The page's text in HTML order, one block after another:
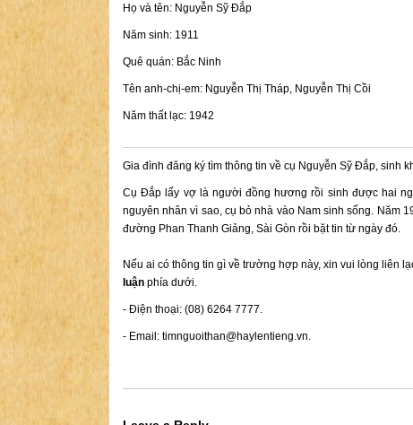
Họ và tên: Nguyễn Sỹ Đắp
Năm sinh: 1911
Quê quán: Bắc Ninh
Tên anh-chị-em: Nguyễn Thị Tháp, Nguyễn Thị Cồi
Năm thất lạc: 1942
Gia đình đăng ký tìm thông tin về cụ Nguyễn Sỹ Đắp, sinh
Cụ Đắp lấy vợ là người đồng hương rồi sinh được hai
nguyên nhân vì sao, cụ bỏ nhà vào Nam sinh sống. Năm
đường Phan Thanh Giảng, Sài Gòn rồi bặt tin từ ngày đó.
Nếu ai có thông tin gì về trường hợp này, xin vui lòng liên
luận phía dưới.
- Điện thoại: (08) 6264 7777.
- Email: timnguoithan@haylentieng.vn.